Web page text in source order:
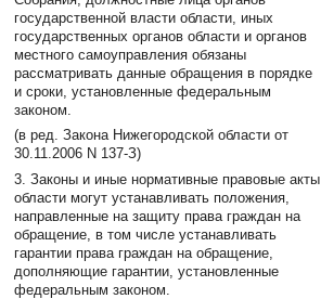
государственной власти области, иных
государственных органов области и органов
местного самоуправления обязаны
рассматривать данные обращения в порядке
и сроки, установленные федеральным
законом.
(в ред. Закона Нижегородской области от
30.11.2006 N 137-З)
3. Законы и иные нормативные правовые акты
области могут устанавливать положения,
направленные на защиту права граждан на
обращение, в том числе устанавливать
гарантии права граждан на обращение,
дополняющие гарантии, установленные
федеральным законом.